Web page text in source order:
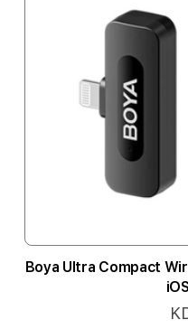
Boya Ultra Compact